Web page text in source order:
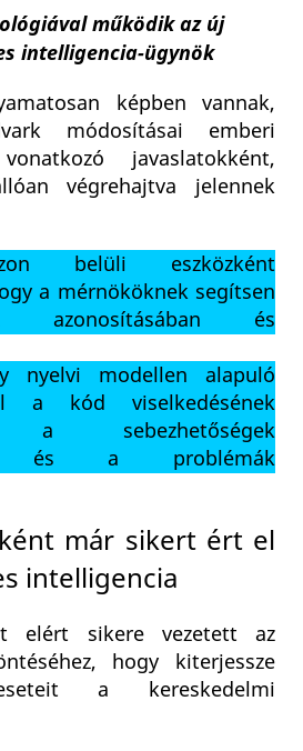
működik az új
intelligencia-ügynök
képben vannak,
módosításai emberi
javaslatokként,
végrehajtva jelennek
belüli eszközként
a mérnököknek segítsen
azonosításában és
nyelvi modellen alapuló
a kód viselkedésének
a sebezhetőségek
és a problémák
már sikert ért el
intelligencia
elért sikere vezetett az
hogy kiterjessze
a kereskedelmi